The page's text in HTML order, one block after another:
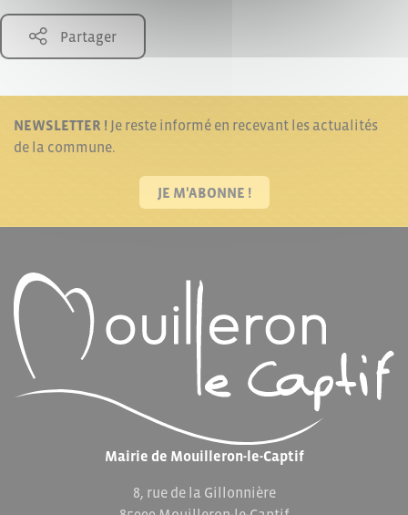
Partager
NEWSLETTER ! Je reste informé en recevant les actualités
de la commune.
JE M'ABONNE !
Mairie de Mouilleron-le-Captif
8, rue de la Gillonnière